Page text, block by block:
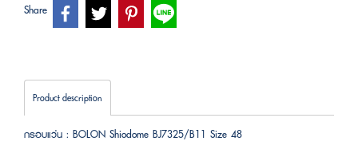
Share
Product description
กรอบแว่น : BOLON Shiodome BJ7325/B11 Size 48